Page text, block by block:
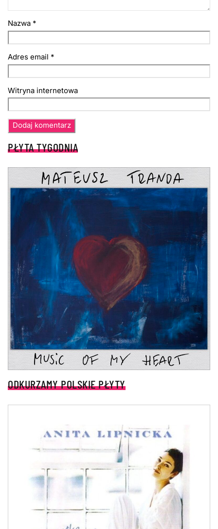
Nazwa *
Adres email *
Witryna internetowa
PŁYTA TYGODNIA
ODKURZAMY POLSKIE PŁYTY